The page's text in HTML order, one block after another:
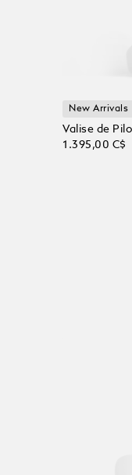
New Arrivals
Valise de
1.395,00 C$